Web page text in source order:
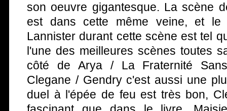
son oeuvre gigantesque. La scène
est dans cette même veine, et le
Lannister durant cette scène est tel
l'une des meilleures scènes toutes
côté de Arya / La Fraternité
Clegane / Gendry c'est aussi une
duel à l'épée de feu est très bon,